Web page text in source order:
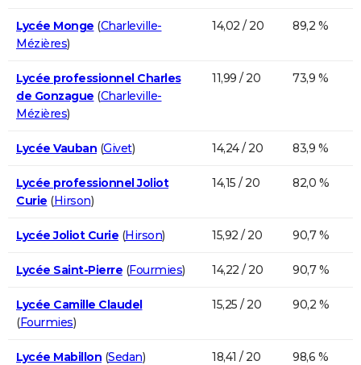
Lycée Monge (Charleville-
Mézières)
14,02 / 20 89,2 %
Lycée professionnel Charles
de Gonzague (Charleville-
Mézières)
11,99 / 20 73,9 %
Lycée Vauban (Givet) 14,24 / 20 83,9 %
Lycée professionnel Joliot
Curie (Hirson)
14,15 / 20 82,0 %
Lycée Joliot Curie (Hirson) 15,92 / 20 90,7 %
Lycée Saint-Pierre (Fourmies) 14,22 / 20 90,7 %
Lycée Camille Claudel
(Fourmies)
15,25 / 20 90,2 %
Lycée Mabillon (Sedan) 18,41 / 20 98,6 %